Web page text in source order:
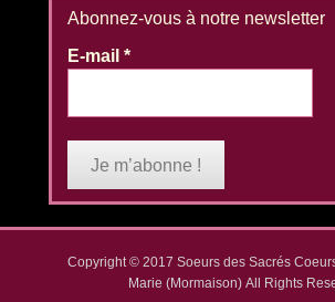
Abonnez-vous à notre newsletter
E-mail*
Copyright © 2017 Soeurs des Sacrés
Marie (Mormaison)All Rights